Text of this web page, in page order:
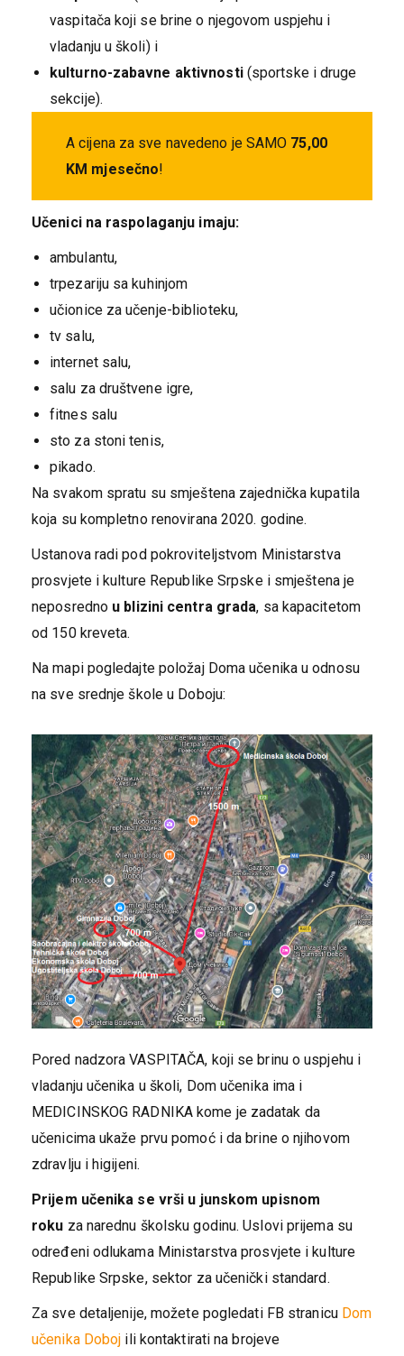
vaspitača koji se brine o njegovom uspjehu i
vladanju u školi) i
kulturno-zabavne aktivnosti(sportske i druge
sekcije).
A cijena za sve navedeno je SAMO 75,00
KM mjesečno!
Učenici na raspolaganju imaju:
ambulantu,
trpezariju sa kuhinjom
učionice za učenje-biblioteku,
tv salu,
internet salu,
salu za društvene igre,
fitnes salu
sto za stoni tenis,
pikado.
Na svakom spratu su smještena zajednička kupatila
koja su kompletno renovirana 2020. godine.
Ustanova radi pod pokroviteljstvom Ministarstva
prosvjete i kulture Republike Srpske i smještena je
neposredno u blizini centra grada, sa kapacitetom
od 150 kreveta.
Na mapi pogledajte položaj Doma učenika u odnosu
na sve srednje škole u Doboju:
Pored nadzora VASPITAČA, koji se brinu o uspjehu i
vladanju učenika u školi, Dom učenika ima i
MEDICINSKOG RADNIKA kome je zadatak da
učenicima ukaže prvu pomoć i da brine o njihovom
zdravlju i higijeni.
Prijem učenika se vrši u junskom upisnom
roku za narednu školsku godinu. Uslovi prijema su
određeni odlukama Ministarstva prosvjete i kulture
Republike Srpske, sektor za učenički standard.
Za sve detaljenije, možete pogledati FB stranicu Dom
učenika Doboj ili kontaktirati na brojeve